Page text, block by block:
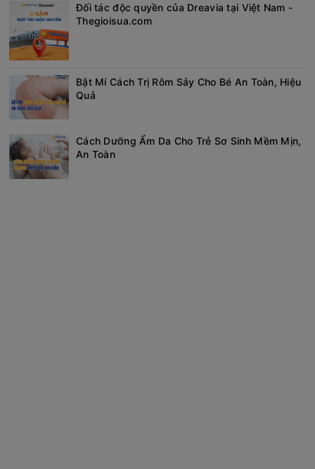
Đối tác độc quyền của Dreavia tại Việt Nam -
Thegioisua.com
Bật Mí Cách Trị Rôm Sảy Cho Bé An Toàn, Hiệu
Quả
Cách Dưỡng Ẩm Da Cho Trẻ Sơ Sinh Mềm Mịn,
An Toàn